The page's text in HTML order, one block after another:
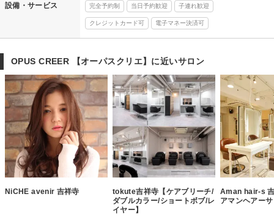
設備・サービス 完全予約制 当日予約歓迎 子連れ歓迎
クレジットカード可 電子マネー決済可
OPUS CREER 【オーパスクリエ】に近いサロン
NiCHE avenir 吉祥寺
tokute吉祥寺【ケアブリーチ/
ダブルカラー/ショートボブ/レ
イヤー】
Aman hair-s
アマンヘアー